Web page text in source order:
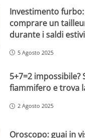
Investimento
comprare un
durante i saldi estivi
5 Agosto 2025
5+7=2 impossibile?
fiammifero e trova
2 Agosto 2025
Oroscopo: guai in